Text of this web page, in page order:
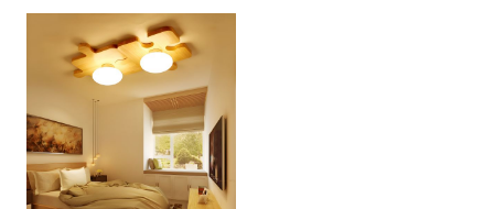
110 V-120 V 59,69 cm 2